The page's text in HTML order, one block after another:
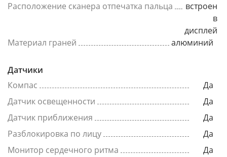
Расположение сканера отпечатка пальца
встроен
в
дисплей
Материал граней
алюминий
Датчики
Компас
Да
Датчик освещенности
Да
Датчик приближения
Да
Разблокировка по лицу
Да
Монитор сердечного ритма
Да